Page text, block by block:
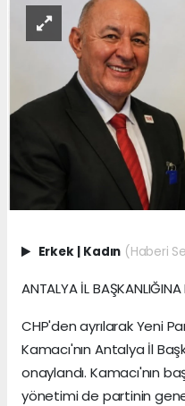
Erkek | Kadın (Haberi
ANTALYA İL
CHP'den ayrılarak Yeni
Kamacı'nın Antalya İl
onaylandı. Kamacı'nın
yönetimi de partinin